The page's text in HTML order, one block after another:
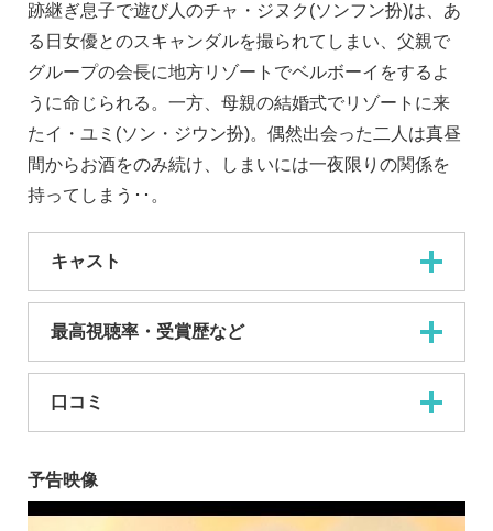
跡継ぎ息子で遊び人のチャ・ジヌク(ソンフン扮)は、あ
る日女優とのスキャンダルを撮られてしまい、父親で
グループの会長に地方リゾートでベルボーイをするよ
うに命じられる。一方、母親の結婚式でリゾートに来
たイ・ユミ(ソン・ジウン扮)。偶然出会った二人は真昼
間からお酒をのみ続け、しまいには一夜限りの関係を
持ってしまう･･。
キャスト
最高視聴率・受賞歴など
口コミ
予告映像